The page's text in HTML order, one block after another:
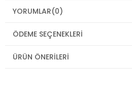
YORUMLAR(0)
ÖDEME SEÇENEKLERI
ÜRÜN ÖNERILERI